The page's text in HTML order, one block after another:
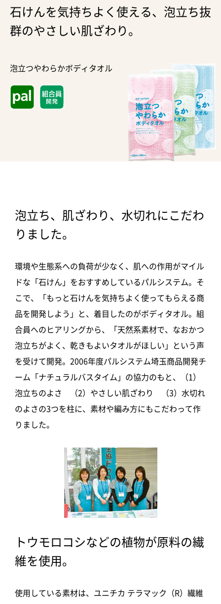
石けんを気持ちよく使える、泡立ち抜
群のやさしい肌ざわり。
泡立つやわらかボディタオル
泡立ち、肌ざわり、水切れにこだわ
りました。
環境や生態系への負荷が少なく、肌への作用がマイル
ドな「石けん」をおすすめしているパルシステム。そ
こで、「もっと石けんを気持ちよく使ってもらえる商
品を開発しよう」と、着目したのがボディタオル。組
合員へのヒアリングから、「天然系素材で、なおかつ
泡立ちがよく、乾きもよいタオルがほしい」という声
を受けて開発。2006年度パルシステム埼玉商品開発チ
ーム「ナチュラルバスタイム」の協力のもと、（1）
泡立ちのよさ （2）やさしい肌ざわり （3）水切れ
のよさの3つを柱に、素材や編み方にもこだわって作
りました。
トウモロコシなどの植物が原料の繊
維を使用。
使用している素材は、ユニチカ テラマック（R）繊維